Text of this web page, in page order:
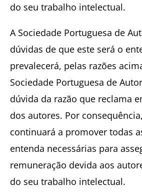
do seu trabalho intelectual.
A Sociedade Portuguesa de
dúvidas de que este será o
prevalecerá, pelas razões
Sociedade Portuguesa de
dúvida da razão que reclama
dos autores. Por
continuará a promover todas
entenda necessárias para
remuneração devida aos
do seu trabalho intelectual.